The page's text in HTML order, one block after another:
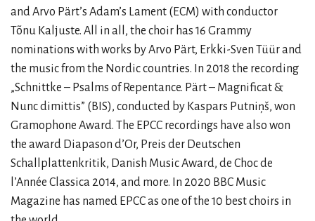
and Arvo Pärt’s Adam’s Lament (ECM) with conductor
Tõnu Kaljuste. All in all, the choir has 16 Grammy
nominations with works by Arvo Pärt, Erkki-Sven Tüür and
the music from the Nordic countries. In 2018 the recording
„Schnittke – Psalms of Repentance. Pärt – Magnificat &
Nunc dimittis” (BIS), conducted by Kaspars Putniņš, won
Gramophone Award. The EPCC recordings have also won
the award Diapason d’Or, Preis der Deutschen
Schallplattenkritik, Danish Music Award, de Choc de
l’Année Classica 2014, and more. In 2020 BBC Music
Magazine has named EPCC as one of the 10 best choirs in